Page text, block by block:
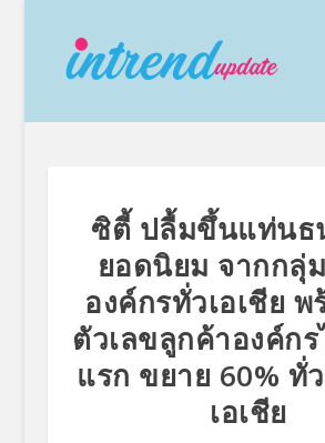
ซิตี้ ปลื้มขึ้นแท่นธ
ยอดนิยม จากกลุ่
องค์กรทั่วเอเชีย พ
ตัวเลขลูกค้าองค์ก
แรก ขยาย 60% ทั่
เอเชีย